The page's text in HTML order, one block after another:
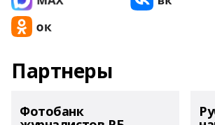
Партнеры
Фотобанк